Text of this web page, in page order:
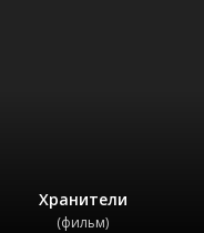
Хранители
(фильм)